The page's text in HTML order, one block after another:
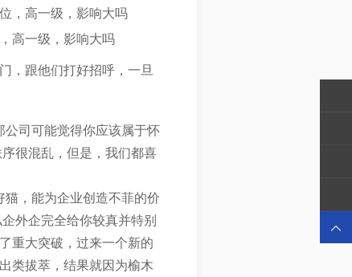
，高一级，影响大吗
高一级，影响大吗
，跟他们打好招呼，一旦
公司可能觉得你应该属于怀
很混乱，但是，我们都喜
，能为企业创造不菲的价
外企完全给你较真并特别
重大突破，过来一个新的
类拔萃，结果就因为榆木
